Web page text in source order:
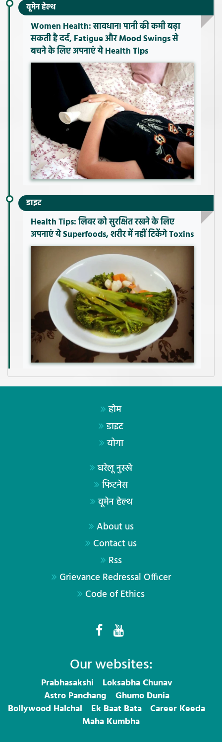
वूमेन हेल्थ
Women Health: सावधान! पानी की कमी बढ़ा
सकती है दर्द, Fatigue और Mood Swings से
बचने के लिए अपनाएं ये Health Tips
डाइट
Health Tips: लिवर को सुरक्षित रखने के लिए
अपनाएं ये Superfoods, शरीर में नहीं टिकेंगे Toxins
होम
डाइट
योगा
घरेलू नुस्खे
फिटनेस
वूमेन हेल्थ
About us
Contact us
Rss
Grievance Redressal Officer
Code of Ethics
Our websites:
Prabhasakshi
Loksabha Chunav
Astro Panchang
Ghumo Dunia
Bollywood Halchal
Ek Baat Bata
Career Keeda
Maha Kumbha